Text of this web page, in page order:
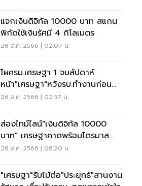
แจกเงินดิจิทัล 10000 บาท สแกน
พิกัดใช้เงินรัศมี 4 กิโลเมตร
28 ส.ค. 2566 | 02:07 น.
โผครม.เศรษฐา 1 จบสัปดาห์
หน้า"เศรษฐา"หวังรบ.ทำงานก่อน
ปลายก.ย.
26 ส.ค. 2566 | 02:37 น.
ส่องไทม์ไลน์"เงินดิจิทัล 10000
บาท" เศรษฐาคาดพร้อมไตรมาส
1/67
26 ส.ค. 2566 | 06:20 น.
"เศรษฐา"รับไม้ต่อ"ประยุทธ์"สานงาน